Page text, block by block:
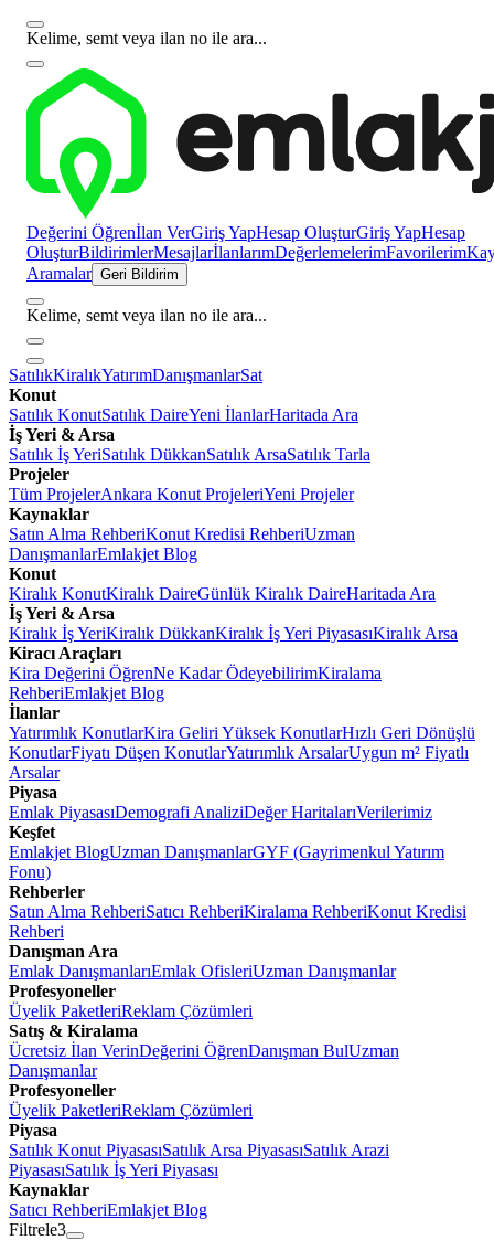
Kelime, semt veya ilan no ile ara...
Değerini Öğrenİlan VerGiriş YapHesap OluşturGiriş YapHesap
OluşturBildirimlerMesajlarİlanlarımDeğerlemelerimFavorilerim
Aramalar Geri Bildirim
Kelime, semt veya ilan no ile ara...
SatılıkKiralıkYatırımDanışmanlarSat
Konut
Satılık KonutSatılık DaireYeni İlanlarHaritada Ara
İş Yeri & Arsa
Satılık İş YeriSatılık DükkanSatılık ArsaSatılık Tarla
Projeler
Tüm ProjelerAnkara Konut ProjeleriYeni Projeler
Kaynaklar
Satın Alma RehberiKonut Kredisi RehberiUzman
DanışmanlarEmlakjet Blog
Konut
Kiralık KonutKiralık DaireGünlük Kiralık DaireHaritada Ara
İş Yeri & Arsa
Kiralık İş YeriKiralık DükkanKiralık İş Yeri PiyasasıKiralık Arsa
Kiracı Araçları
Kira Değerini ÖğrenNe Kadar ÖdeyebilirimKiralama
RehberiEmlakjet Blog
İlanlar
Yatırımlık KonutlarKira Geliri Yüksek KonutlarHızlı Geri Dönüşlü
KonutlarFiyatı Düşen KonutlarYatırımlık ArsalarUygun m² Fiyatlı
Arsalar
Piyasa
Emlak PiyasasıDemografi AnaliziDeğer HaritalarıVerilerimiz
Keşfet
Emlakjet BlogUzman DanışmanlarGYF (Gayrimenkul Yatırım
Fonu)
Rehberler
Satın Alma RehberiSatıcı RehberiKiralama RehberiKonut Kredisi
Rehberi
Danışman Ara
Emlak DanışmanlarıEmlak OfisleriUzman Danışmanlar
Profesyoneller
Üyelik PaketleriReklam Çözümleri
Satış & Kiralama
Ücretsiz İlan VerinDeğerini ÖğrenDanışman BulUzman
Danışmanlar
Profesyoneller
Üyelik PaketleriReklam Çözümleri
Piyasa
Satılık Konut PiyasasıSatılık Arsa PiyasasıSatılık Arazi
PiyasasıSatılık İş Yeri Piyasası
Kaynaklar
Satıcı RehberiEmlakjet Blog
Filtrele3